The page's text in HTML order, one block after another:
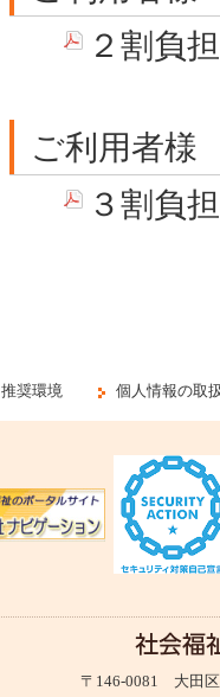
２割負
ご利用者様
３割負
推奨環境 個人情報の取
〒146-0081 大田